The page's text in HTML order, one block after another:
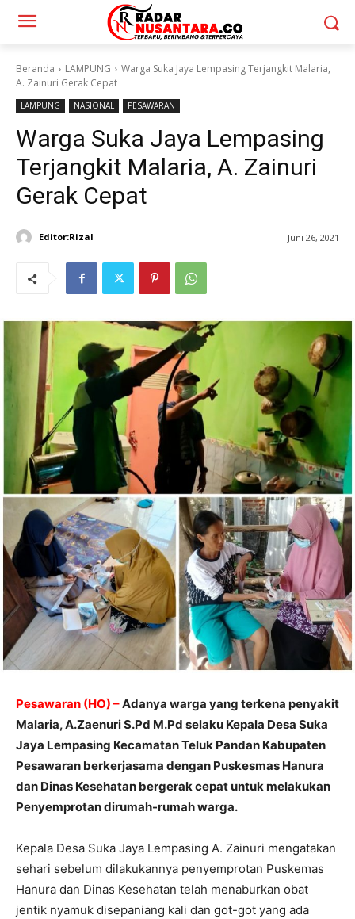
Beranda LAMPUNG
Warga Suka Jaya Lempasing Terjangkit Malaria,
A. Zainuri Gerak Cepat
LAMPUNG NASIONAL PESAWARAN
Warga Suka Jaya Lempasing
Terjangkit Malaria, A. Zainuri
Gerak Cepat
Editor:Rizal Juni 26, 2021
Pesawaran (HO) –Adanya warga yang terkena penyakit
Malaria, A.Zaenuri S.Pd M.Pd selaku Kepala Desa Suka
Jaya Lempasing Kecamatan Teluk Pandan Kabupaten
Pesawaran berkerjasama dengan Puskesmas Hanura
dan Dinas Kesehatan bergerak cepat untuk melakukan
Penyemprotan dirumah-rumah warga.
Kepala Desa Suka Jaya Lempasing A. Zainuri mengatakan
sehari sebelum dilakukannya penyemprotan Puskemas
Hanura dan Dinas Kesehatan telah menaburkan obat
jentik nyamuk disepaniang kali dan got-got yang ada